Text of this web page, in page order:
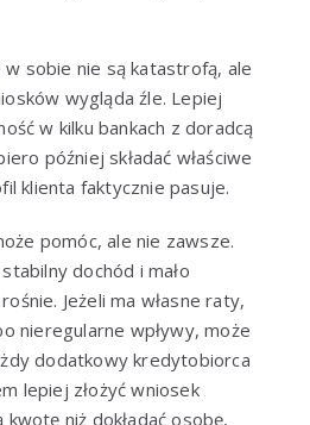
sobie nie są katastrofą, ale
wygląda źle. Lepiej
w kilku bankach z doradcą
później składać właściwe
klienta faktycznie pasuje.
pomóc, ale nie zawsze.
dochód i mało
Jeżeli ma własne raty,
nieregularne wpływy, może
dodatkowy kredytobiorca
lepiej złożyć wniosek
niż dokładać osobę,